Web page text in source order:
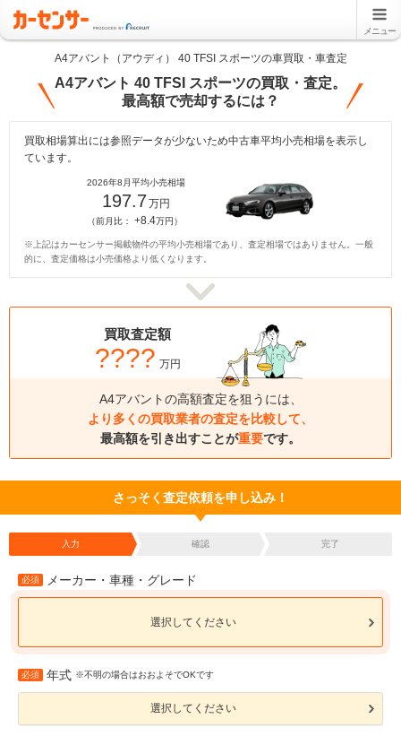
メニュー
A4アバント（アウディ） 40 TFSI スポーツの車買取・車査定
A4アバント 40 TFSI スポーツの買取・査定。
最高額で売却するには？
買取相場算出には参照データが少ないため中古車平均小売相場を表示し
ています。
2026年8月平均小売相場
197.7万円
（前月比： +8.4万円）
※上記はカーセンサー掲載物件の平均小売相場であり、査定相場ではありません。一般
的に、査定価格は小売価格より低くなります。
買取査定額
???? 万円
A4アバントの高額査定を狙うには、
より多くの買取業者の査定を比較して、
最高額を引き出すことが重要です。
さっそく査定依頼を申し込み！
入力 確認 完了
必須 メーカー・車種・グレード
選択してください
必須 年式 ※不明の場合はおおよそでOKです
選択してください